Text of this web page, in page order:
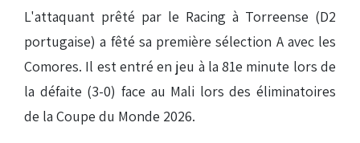
L'attaquant prêté par le Racing à Torreense (D2
portugaise) a fêté sa première sélection A avec les
Comores. Il est entré en jeu à la 81e minute lors de
la défaite (3-0) face au Mali lors des éliminatoires
de la Coupe du Monde 2026.